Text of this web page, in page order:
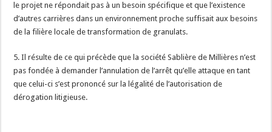
le projet ne répondait pas à un besoin spécifique et que l’existence
d’autres carrières dans un environnement proche suffisait aux besoins
de la filière locale de transformation de granulats.
5. Il résulte de ce qui précède que la société Sablière de Millières n’est
pas fondée à demander l’annulation de l’arrêt qu’elle attaque en tant
que celui-ci s’est prononcé sur la légalité de l’autorisation de
dérogation litigieuse.